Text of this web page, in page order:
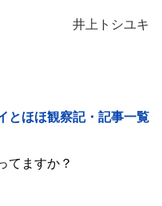
井上トシユキ
とほほ観察記・記事一覧
てますか？